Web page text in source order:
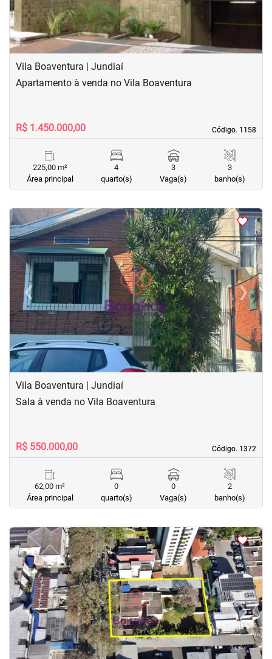
Vila Boaventura | Jundiaí
Código. 1158
Código. 1158
Apartamento à venda no Vila Boaventura
R$ 1.450.000,00
225,00 m²
Área principal
4
quarto(s)
3
Vaga(s)
3
banho(s)
<< <
‹Previous ›Next
Vila Boaventura | Jundiaí
Código. 1372
Código. 1372
Sala à venda no Vila Boaventura
R$ 550.000,00
62,00 m²
Área principal
0
quarto(s)
0
Vaga(s)
2
banho(s)
<<<<
‹Previous ›Next